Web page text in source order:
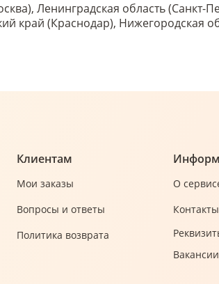
Ленинградская область (Санкт-
край (Краснодар), Нижегородская
Клиентам
Мои заказы
Вопросы и ответы
Политика возврата
О
Контакты
Вакансии